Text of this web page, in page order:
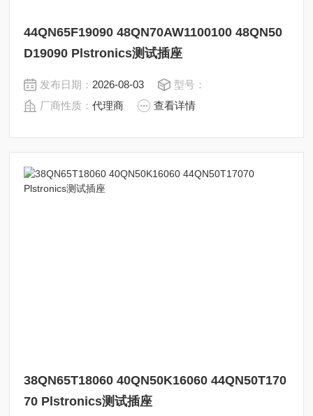
44QN65F19090 48QN70AW1100100 48QN50
D19090 Plstronics测试插座
发布日期： 2026-08-03
型号：
厂商性质：代理商 查看详情
38QN65T18060 40QN50K16060 44QN50T170
70 Plstronics测试插座